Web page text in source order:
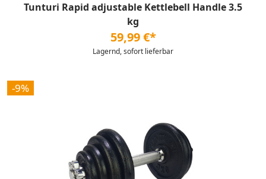
Tunturi Rapid adjustable Kettlebell Handle 3.5
kg
59,99 €*
Lagernd, sofort lieferbar
-9%